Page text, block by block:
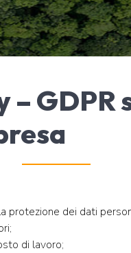
– GDPR
protezione dei dati
di lavoro;